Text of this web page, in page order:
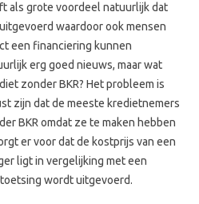
als grote voordeel natuurlijk dat
waardoor ook mensen
een financiering kunnen
erg goed nieuws, maar wat
zonder BKR? Het probleem is
zijn dat de meeste kredietnemers
BKR omdat ze te maken hebben
er voor dat de kostprijs van een
ligt in vergelijking met een
wordt uitgevoerd.